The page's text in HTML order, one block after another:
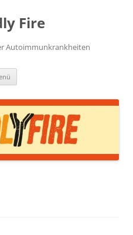
Fire
Autoimmunkrankheiten